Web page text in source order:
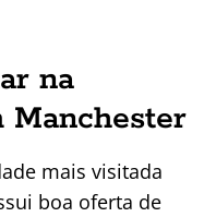
na
Manchester
mais visitada
boa oferta de